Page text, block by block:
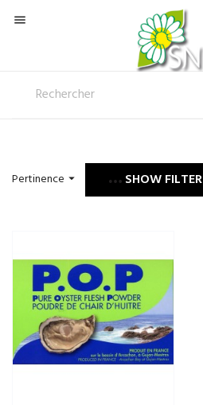

Pertinence  SHOW FILTER